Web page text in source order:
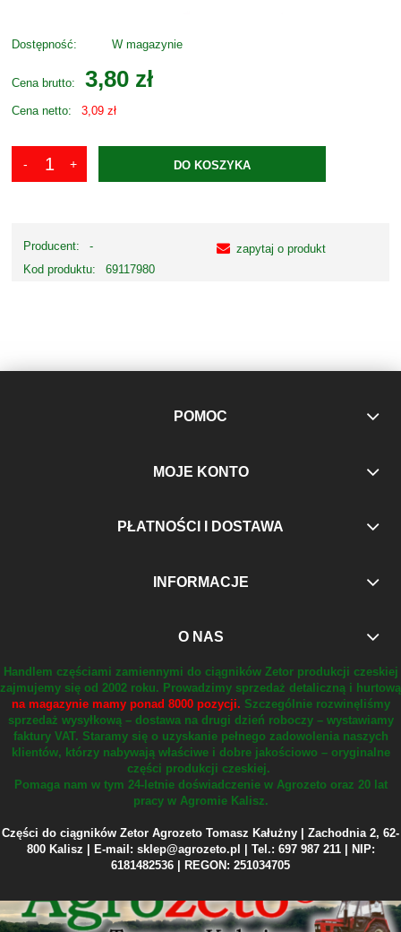
Dostępność: W magazynie
Cena brutto: 3,80 zł
Cena netto: 3,09 zł
DO KOSZYKA
Producent:
-
Kod produktu:
69117980
zapytaj o produkt
POMOC
MOJE KONTO
PŁATNOŚCI I DOSTAWA
INFORMACJE
O NAS
Handlem częściami zamiennymi do ciągników Zetor produkcji czeskiej
zajmujemy się od 2002 roku. Prowadzimy sprzedaż detaliczną i hurtową
na magazynie mamy ponad 8000 pozycji. Szczególnie rozwinęliśmy
sprzedaż wysyłkową – dostawa na drugi dzień roboczy – wystawiamy
faktury VAT. Staramy się o uzyskanie pełnego zadowolenia naszych
klientów, którzy nabywają właściwe i dobre jakościowo – oryginalne
części produkcji czeskiej.
Pomaga nam w tym 24-letnie doświadczenie w Agrozeto oraz 20 lat
pracy w Agromie Kalisz.
Części do ciągników Zetor Agrozeto Tomasz Kałużny | Zachodnia 2, 62-
800 Kalisz | E-mail: sklep@agrozeto.pl | Tel.: 697 987 211 | NIP:
6181482536 | REGON: 251034705